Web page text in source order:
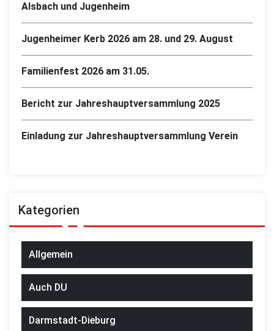
Alsbach und Jugenheim
Jugenheimer Kerb 2026 am 28. und 29. August
Familienfest 2026 am 31.05.
Bericht zur Jahreshauptversammlung 2025
Einladung zur Jahreshauptversammlung Verein
Kategorien
Allgemein
Auch DU
Darmstadt-Dieburg